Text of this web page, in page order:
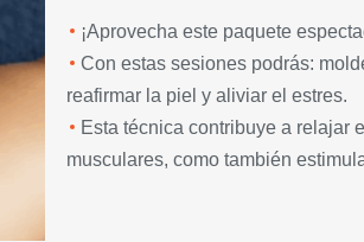
¡Aprovecha este paquete
Con estas sesiones podrás:
reafirmar la piel y aliviar el estres.
Esta técnica contribuye a relajar
musculares, como también